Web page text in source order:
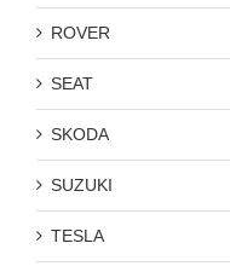
ROVER
SEAT
SKODA
SUZUKI
TESLA